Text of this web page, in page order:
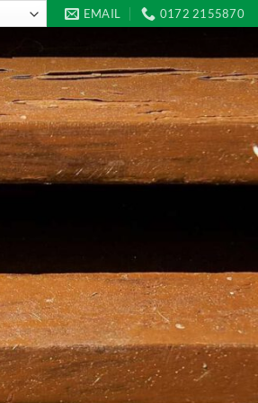
EMAIL 0172 2155870